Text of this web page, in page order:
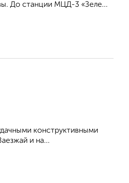
До станции МЦД-3 «Зеле...
конструктивными
и на...